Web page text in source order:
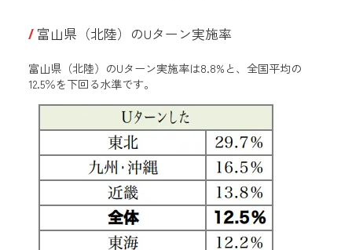
富山県（北陸）のUターン実施率
富山県（北陸）のUターン実施率は8.8%と、全国平均の
12.5％を下回る水準です。